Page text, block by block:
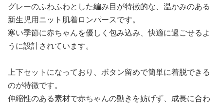
グレーのふわふわとした編み目が特徴的な、温かみのある
新生児用ニット肌着ロンパースです。
寒い季節に赤ちゃんを優しく包み込み、快適に過ごせるよ
うに設計されています。
上下セットになっており、ボタン留めで簡単に着脱できる
のが特徴です。
伸縮性のある素材で赤ちゃんの動きを妨げず、成長に合わ